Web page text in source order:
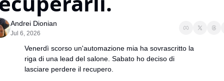
Andrei Dionian
Jul 6, 2026
Venerdì scorso un'automazione mia ha sovrascritto la
riga di una lead del salone. Sabato ho deciso di
lasciare perdere il recupero.